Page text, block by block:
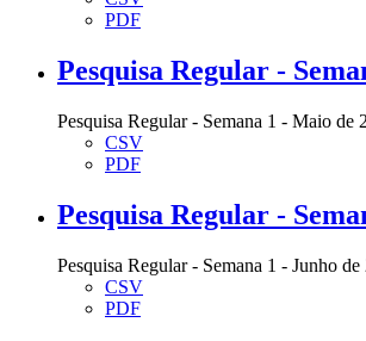
PDF
Pesquisa Regular -
Pesquisa Regular - Semana 1 - Maio de
CSV
PDF
Pesquisa Regular -
Pesquisa Regular - Semana 1 - Junho de
CSV
PDF